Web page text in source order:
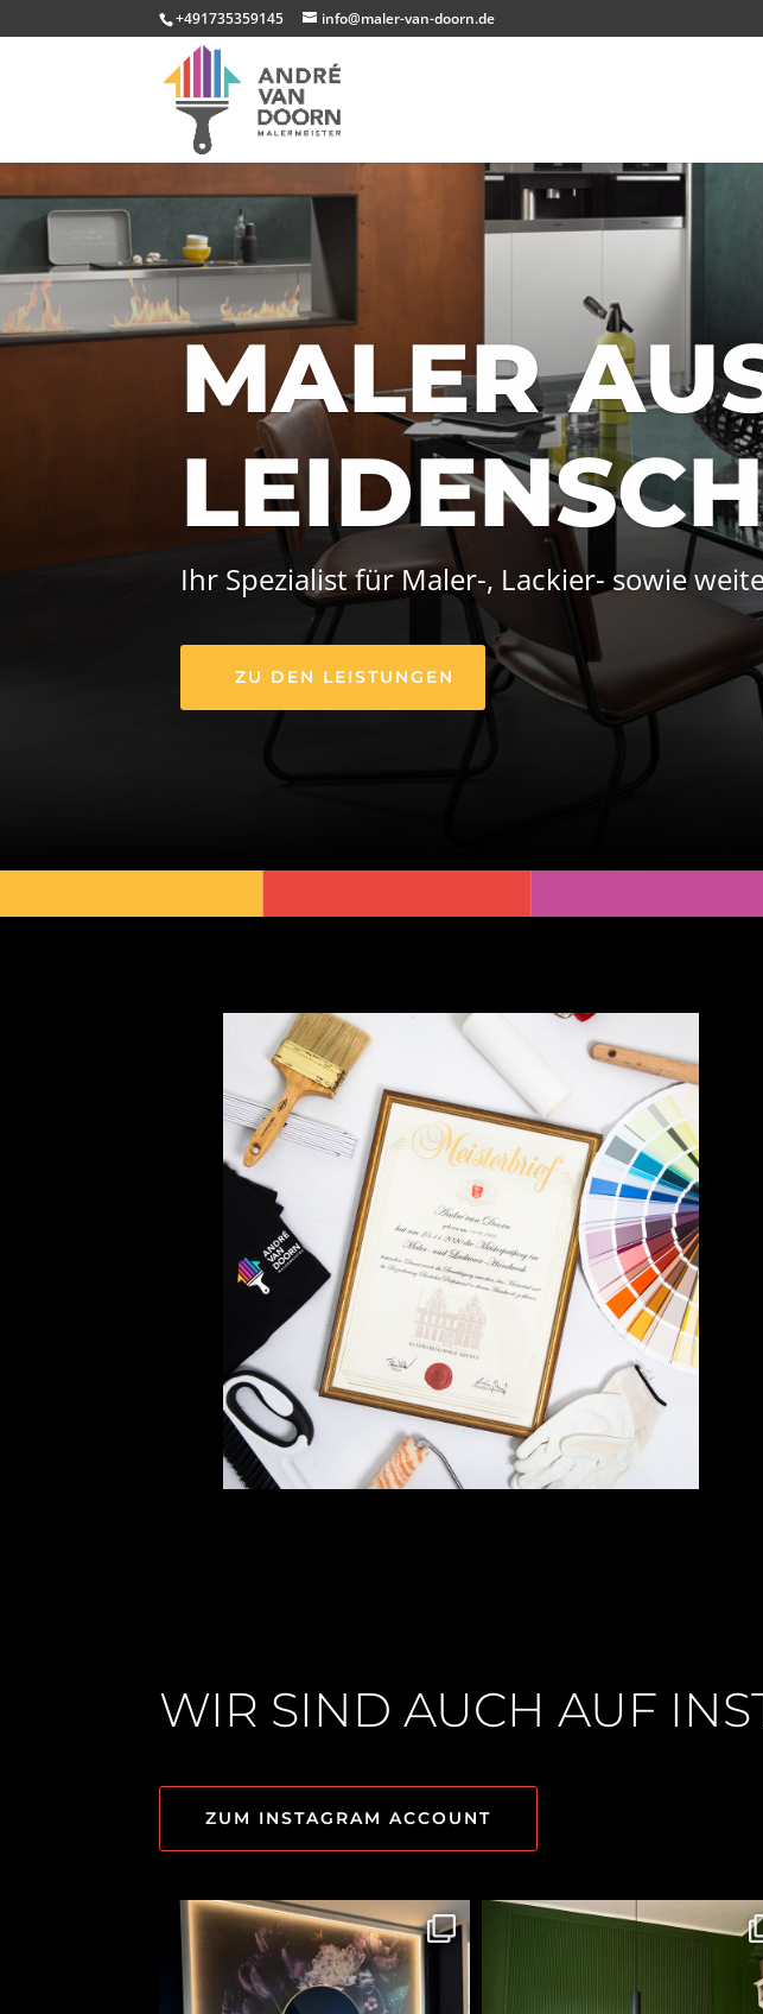
+491735359145 info@maler-van-doorn.de
MALER
Ihr Spezialist für Maler-, Lackier- sowie
ZU DEN LEISTUNGEN
WIR SIND AUCH AUF
ZUM INSTAGRAM ACCOUNT